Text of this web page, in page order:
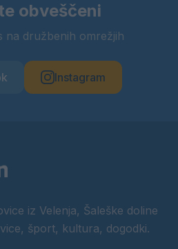
obveščeni
na družbenih omrežjih
Instagram
iz Velenja, Šaleške doline
šport, kultura, dogodki.